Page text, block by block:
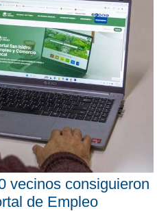
vecinos consiguieron
de Empleo